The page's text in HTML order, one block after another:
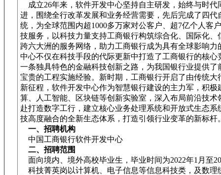
成立26年来，软件开发中心坚持自主研发，始终与时代
进，围绕全行改革发展和业务经营需要，先后完成了四代
统，为全球范围内超1000多万家对公客户、超7亿个人客
技服务，以科技力量支持工商银行构筑综合化、国际化、
跨六大洲的服务网络，助力工商银行成为具有全球影响力
中心不仅在科技手段的代际更新中打造了工商银行的核心
一条独具特色的金融科技创新之路，为我国银行业提供了
宝贵的工程实施经验。新时期，工商银行开启了由传统大
新征程，软件开发中心作为智慧银行建设的主力军，积极
算、人工智能、区块链等创新实验室，深入布局前沿技术
赴打造数字工行，建立核心业务处理系统和开放式生态系
技高度融合的全新生态体系，打造引领行业变革的新标杆
一、招聘机构
中国工商银行软件开发中心
二、招聘范围
面向境内、境外高校毕业生，毕业时间为2022年1月至
科技菁英岗以计算机、电子信息等信息科技类，及数理